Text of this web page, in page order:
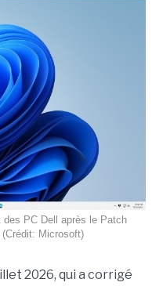
PC Dell après le Patch
Microsoft)
2026, qui a corrigé